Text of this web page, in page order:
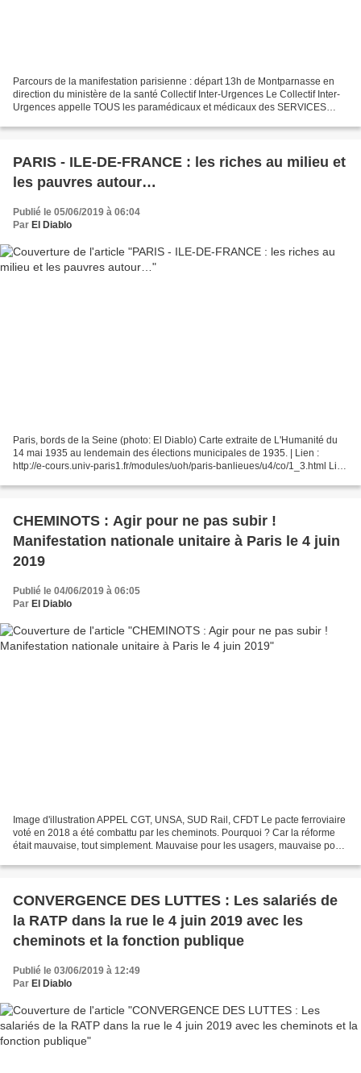
Parcours de la manifestation parisienne : départ 13h de Montparnasse en
direction du ministère de la santé Collectif Inter-Urgences Le Collectif Inter-
Urgences appelle TOUS les paramédicaux et médicaux des SERVICES
PARIS - ILE-DE-FRANCE : les riches au milieu et
les pauvres autour…
Publié le 05/06/2019 à 06:04
Par El Diablo
Paris, bords de la Seine (photo: El Diablo) Carte extraite de L'Humanité du
14 mai 1935 au lendemain des élections municipales de 1935. | Lien :
http://e-cours.univ-paris1.fr/modules/uoh/paris-banlieues/u4/co/1_3.html Lien
qui-montre-que-les-profs-ne-sont-pas-la-ou-ils-devraient-etre.html En...
CHEMINOTS : Agir pour ne pas subir !
Manifestation nationale unitaire à Paris le 4 juin
2019
Publié le 04/06/2019 à 06:05
Par El Diablo
Image d'illustration APPEL CGT, UNSA, SUD Rail, CFDT Le pacte ferroviaire
voté en 2018 a été combattu par les cheminots. Pourquoi ? Car la réforme
était mauvaise, tout simplement. Mauvaise pour les usagers, mauvaise pour
CONVERGENCE DES LUTTES : Les salariés de
la RATP dans la rue le 4 juin 2019 avec les
cheminots et la fonction publique
Publié le 03/06/2019 à 12:49
Par El Diablo